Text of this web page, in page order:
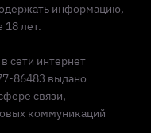
информацию,
18 лет.
сети интернет
86483 выдано
связи,
коммуникаций